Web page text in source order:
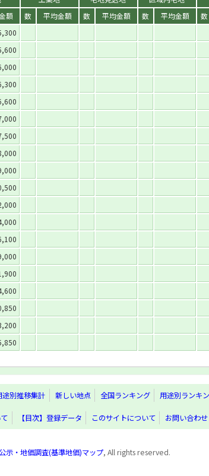
額 数 平均金額 数 平均金額 数 平均金額 数
途別推移集計 新しい地点 全国ランキング 用途別ランキ
【目次】登録データ このサイトについて お問い合わせ
示・地価調査(基準地価)マップ, All rights reserved.